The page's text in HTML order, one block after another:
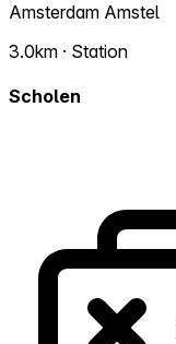
Amsterdam Amstel
3.0km · Station
Scholen